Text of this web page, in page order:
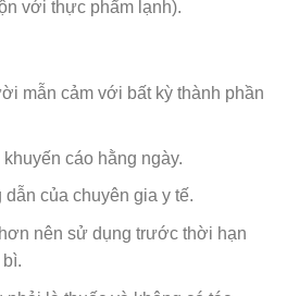
với thực phẩm lạnh).
mẫn cảm với bất kỳ thành phần
cáo hằng ngày.
của chuyên gia y tế.
nên sử dụng trước thời hạn